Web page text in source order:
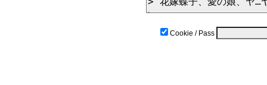
Cookie / Pass